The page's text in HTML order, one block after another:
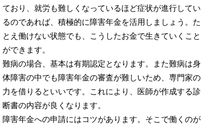
ており、就労も難しくなっているほど症状が進行してい
るのであれば、積極的に障害年金を活用しましょう。た
とえ働けない状態でも、こうしたお金で生きていくこと
ができます。
難病の場合、基本は有期認定となります。また難病は身
体障害の中でも障害年金の審査が難しいため、専門家の
力を借りるといいです。これにより、医師が作成する診
断書の内容が良くなります。
障害年金への申請にはコツがあります。そこで働くのが